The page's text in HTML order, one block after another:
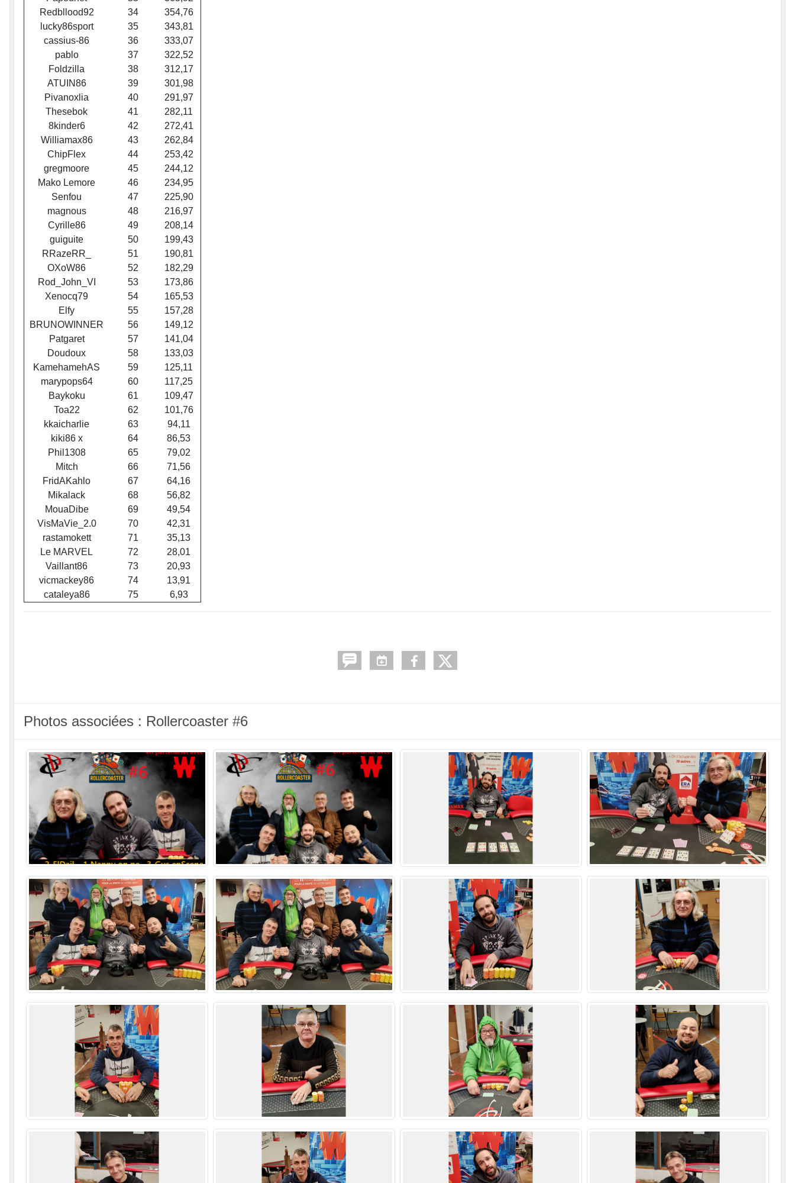
Redbllood92
34
354,76
lucky86sport
35
343,81
cassius-86
36
333,07
pablo
37
322,52
Foldzilla
38
312,17
ATUIN86
39
301,98
Pivanoxlia
40
291,97
Thesebok
41
282,11
8kinder6
42
272,41
Williamax86
43
262,84
ChipFlex
44
253,42
gregmoore
45
244,12
Mako Lemore
46
234,95
Senfou
47
225,90
magnous
48
216,97
Cyrille86
49
208,14
guiguite
50
199,43
RRazeRR_
51
190,81
OXoW86
52
182,29
Rod_John_VI
53
173,86
Xenocq79
54
165,53
Elfy
55
157,28
BRUNOWINNER
56
149,12
Patgaret
57
141,04
Doudoux
58
133,03
KamehamehAS
59
125,11
marypops64
60
117,25
Baykoku
61
109,47
Toa22
62
101,76
kkaicharlie
63
94,11
kiki86 x
64
86,53
Phil1308
65
79,02
Mitch
66
71,56
FridAKahlo
67
64,16
Mikalack
68
56,82
MouaDibe
69
49,54
VisMaVie_2.0
70
42,31
rastamokett
71
35,13
Le MARVEL
72
28,01
Vaillant86
73
20,93
vicmackey86
74
13,91
cataleya86
75 6,93
Photos associées : Rollercoaster #6